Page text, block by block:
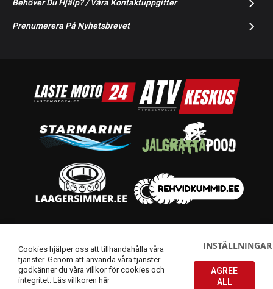
Behöver Du Hjälp? / Våra Kontaktuppgifter
Prenumerera På Nyhetsbrevet
Cookies hjälper oss att tillhandahålla våra
tjänster. Genom att använda våra tjänster
godkänner du våra villkor för cookies och
integritet.Läs villkoren här
INSTÄLLNINGAR
AGREE
ALL